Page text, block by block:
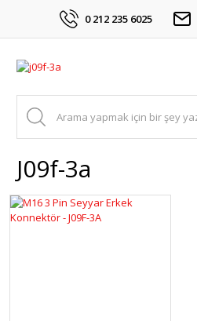
0 212 235 6025
J09f-3a